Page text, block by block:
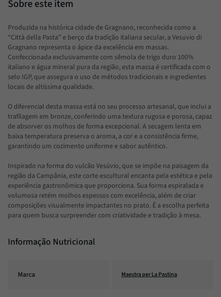
Produzida na histórica cidade de Gragnano, reconhecida como a
“Città della Pasta” e berço da tradição italiana secular, a Vesuvio di
Gragnano representa o ápice da excelência em massas.
Confeccionada exclusivamente com sêmola de trigo duro 100%
italiano e água mineral pura da região, esta massa é certificada com o
selo IGP, que assegura o uso de métodos tradicionais e ingredientes
locais de altíssima qualidade.
O diferencial desta massa está no seu processo artesanal, que inclui a
trafilagem em bronze, conferindo uma textura rugosa e porosa, capaz
de absorver os molhos de forma excepcional. A secagem lenta em
baixa temperatura preserva o aroma, a cor e a consistência firme,
garantindo um cozimento uniforme e sabor autêntico.
Inspirado na forma do vulcão Vesúvio, que se impõe na paisagem da
região da Campânia, este corte escultural encanta pela estética e pela
experiência gastronômica que proporciona. Sua forma espiralada e
volumosa retém molhos espessos com excelência, além de criar
composições visualmente impactantes no prato. É a escolha perfeita
para quem busca surpreender com criatividade e tradição à mesa.
Informação Nutricional
Marca Maestra per La Pastina